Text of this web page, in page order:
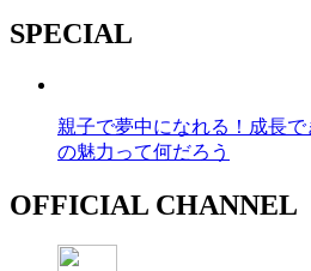
SPECIAL
親子で夢中になれる！成長
の魅力って何だろう
OFFICIAL CHANNEL